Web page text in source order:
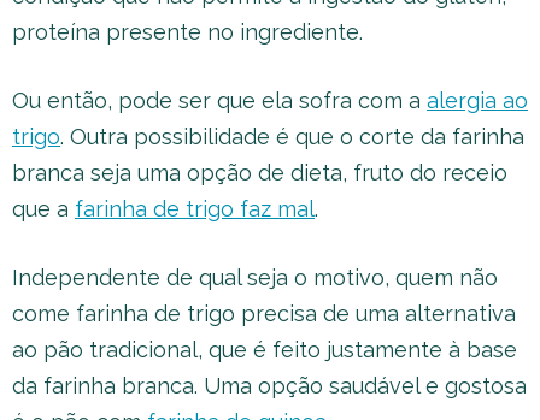
proteína presente no ingrediente.
Ou então, pode ser que ela sofra com a alergia ao
trigo. Outra possibilidade é que o corte da farinha
branca seja uma opção de dieta, fruto do receio
que a farinha de trigo faz mal.
Independente de qual seja o motivo, quem não
come farinha de trigo precisa de uma alternativa
ao pão tradicional, que é feito justamente à base
da farinha branca. Uma opção saudável e gostosa